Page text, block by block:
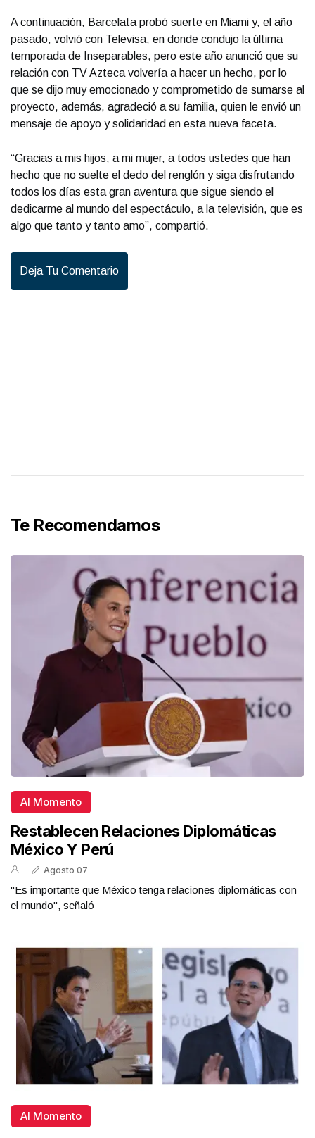
A continuación, Barcelata probó suerte en Miami y, el año
pasado, volvió con Televisa, en donde condujo la última
temporada de Inseparables, pero este año anunció que su
relación con TV Azteca volvería a hacer un hecho, por lo
que se dijo muy emocionado y comprometido de sumarse al
proyecto, además, agradeció a su familia, quien le envió un
mensaje de apoyo y solidaridad en esta nueva faceta.
“Gracias a mis hijos, a mi mujer, a todos ustedes que han
hecho que no suelte el dedo del renglón y siga disfrutando
todos los días esta gran aventura que sigue siendo el
dedicarme al mundo del espectáculo, a la televisión, que es
algo que tanto y tanto amo”, compartió.
Deja Tu Comentario
Te Recomendamos
Al Momento
Restablecen Relaciones Diplomáticas
México Y Perú
Agosto 07
"Es importante que México tenga relaciones diplomáticas con
el mundo", señaló
Al Momento